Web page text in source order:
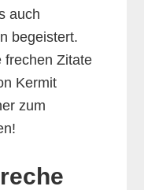
auch
begeistert.
frechen Zitate
Kermit
zum